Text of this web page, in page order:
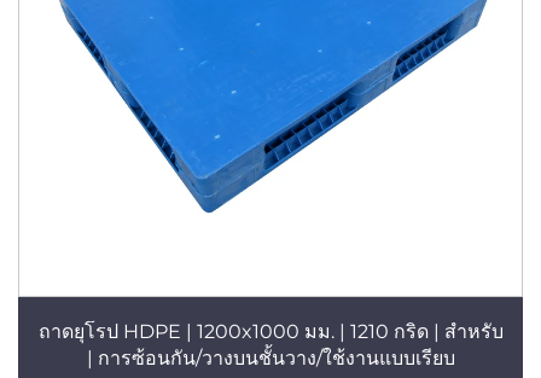
ถาดยุโรป HDPE | 1200x1000 มม. | 1210 กริด | สำหรับ
การซ้อนกัน/วางบนชั้นวาง/ใช้งานแบบเรียบ |